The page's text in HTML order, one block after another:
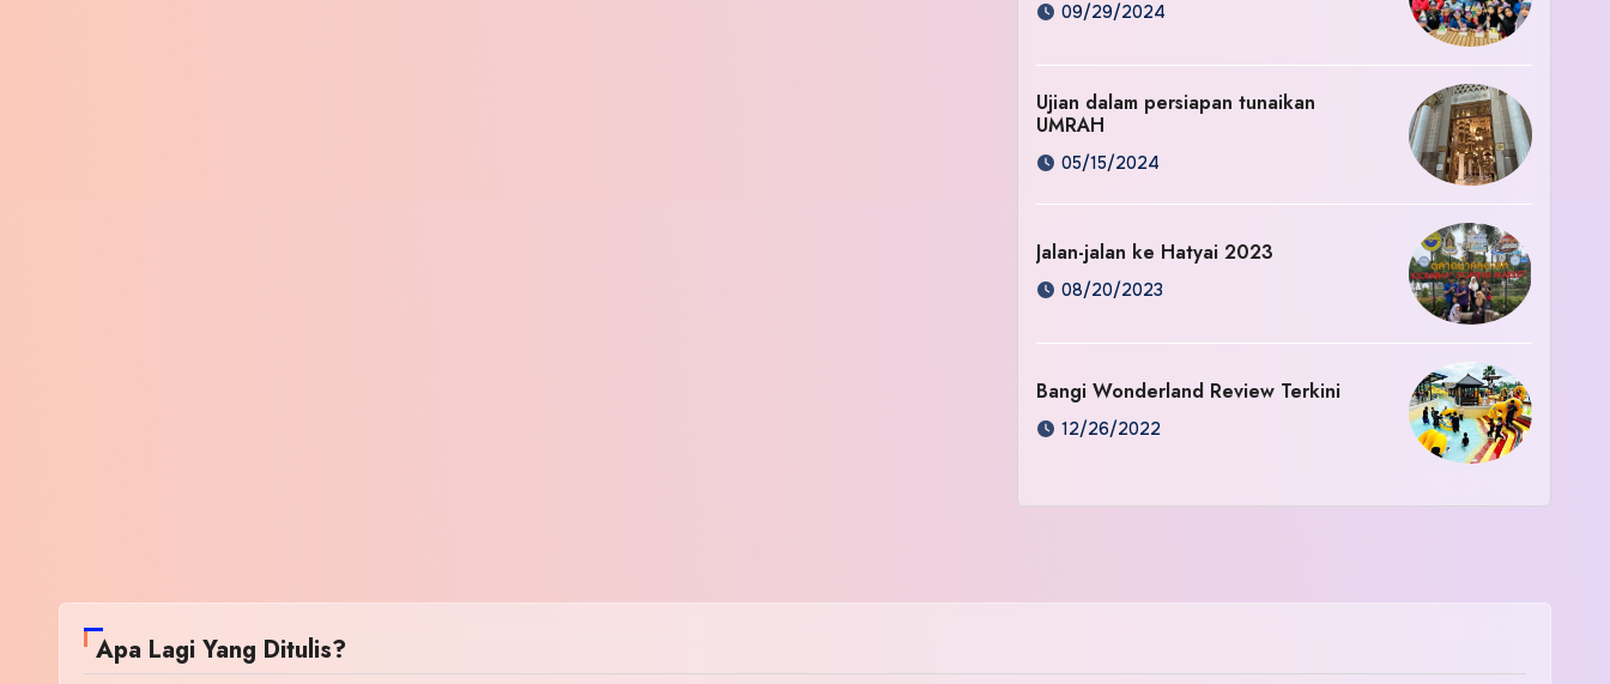
09/29/2024
Ujian dalam persiapan tunaikan
UMRAH
05/15/2024
Jalan-jalan ke Hatyai 2023
08/20/2023
Bangi Wonderland Review Terkini
12/26/2022
Apa Lagi Yang Ditulis?